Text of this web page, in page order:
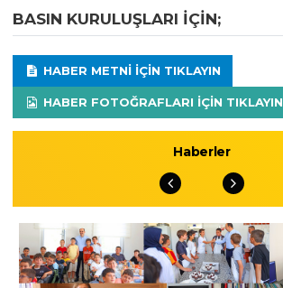
BASIN KURULUŞLARI IÇIN;
HABER METNI IÇIN TIKLAYIN
HABER FOTOĞRAFLARI IÇIN TIKLAYIN
Haberler